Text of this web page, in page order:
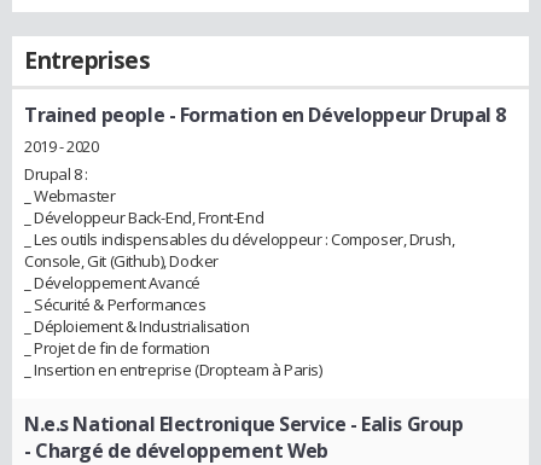
Entreprises
Trained people - Formation en Développeur Drupal 8
2019 - 2020
Drupal 8 :
_ Webmaster
_ Développeur Back-End, Front-End
_ Les outils indispensables du développeur : Composer, Drush,
Console, Git (Github), Docker
_ Développement Avancé
_ Sécurité & Performances
_ Déploiement & Industrialisation
_ Projet de fin de formation
_ Insertion en entreprise (Dropteam à Paris)
N.e.s National Electronique Service - Ealis Group
- Chargé de développement Web